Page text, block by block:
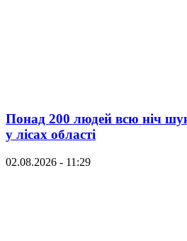
Понад 200 людей всю ніч
у лісах області
02.08.2026 - 11:29